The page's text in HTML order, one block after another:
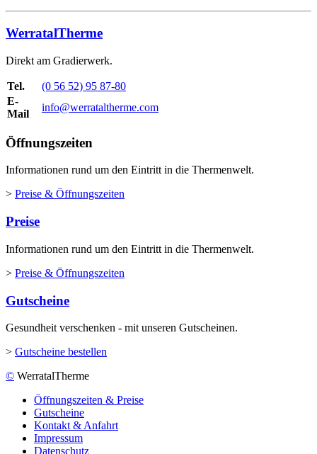
WerratalTherme
Direkt am Gradierwerk.
Tel.
(0 56 52) 95 87-80
E-
Mail
info@werrataltherme.com
Öffnungszeiten
Informationen rund um den Eintritt in die Thermenwelt.
> Preise & Öffnungszeiten
Preise
Informationen rund um den Eintritt in die Thermenwelt.
> Preise & Öffnungszeiten
Gutscheine
Gesundheit verschenken - mit unseren Gutscheinen.
> Gutscheine bestellen
© WerratalTherme
Öffnungszeiten & Preise
Gutscheine
Kontakt & Anfahrt
Impressum
Datenschutz